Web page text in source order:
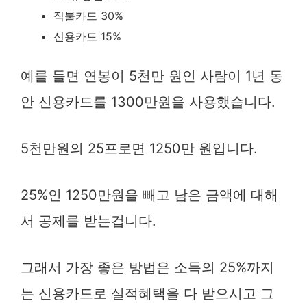
직불카드 30%
신용카드 15%
예를 들면 연봉이 5천만 원인 사람이 1년 동
안 신용카드를 1300만원을 사용했습니다.
5천만원의 25프로면 1250만 원입니다.
25%인 1250만원을 빼고 남은 금액에 대해
서 공제를 받는겁니다.
그래서 가장 좋은 방법은 소득의 25%까지
는 신용카드로 실적혜택을 다 받으시고 그